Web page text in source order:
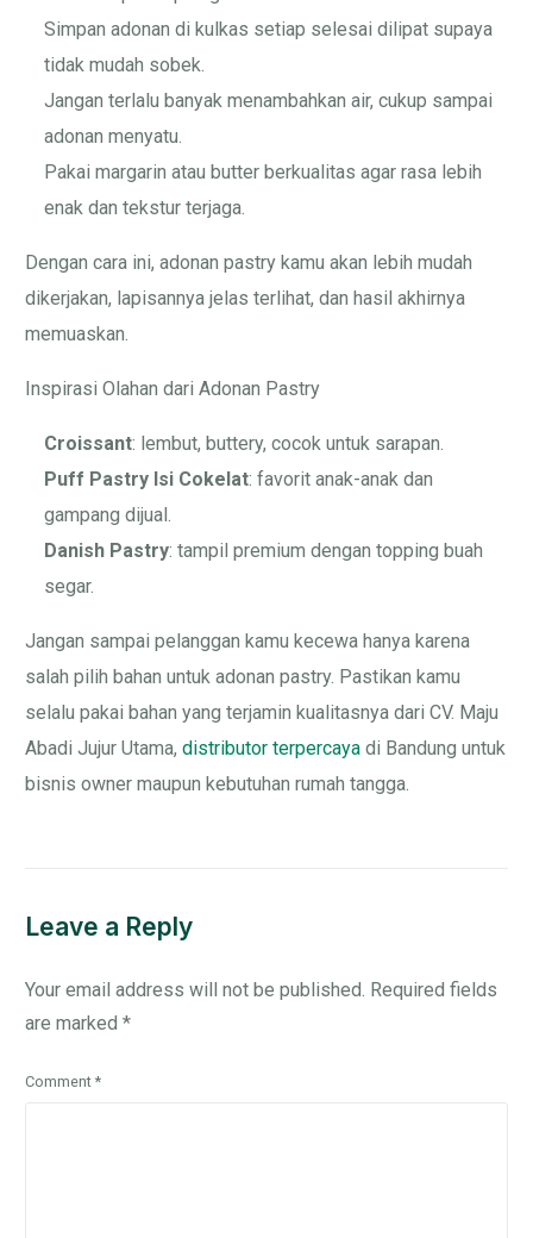
Simpan adonan di kulkas setiap selesai dilipat supaya
tidak mudah sobek.
Jangan terlalu banyak menambahkan air, cukup sampai
adonan menyatu.
Pakai margarin atau butter berkualitas agar rasa lebih
enak dan tekstur terjaga.
Dengan cara ini, adonan pastry kamu akan lebih mudah
dikerjakan, lapisannya jelas terlihat, dan hasil akhirnya
memuaskan.
Inspirasi Olahan dari Adonan Pastry
Croissant: lembut, buttery, cocok untuk sarapan.
Puff Pastry Isi Cokelat: favorit anak-anak dan
gampang dijual.
Danish Pastry: tampil premium dengan topping buah
segar.
Jangan sampai pelanggan kamu kecewa hanya karena
salah pilih bahan untuk adonan pastry. Pastikan kamu
selalu pakai bahan yang terjamin kualitasnya dari CV. Maju
Abadi Jujur Utama, distributor terpercaya di Bandung untuk
bisnis owner maupun kebutuhan rumah tangga.
Leave a Reply
Your email address will not be published. Required fields
are marked*
Comment*